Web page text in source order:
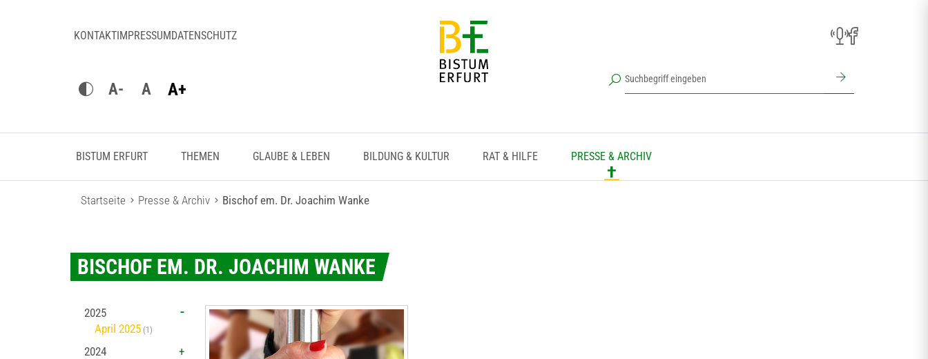
KONTAKTIMPRESSUMDATENSCHUTZ
A- A A+
BISTUM ERFURT THEMEN GLAUBE & LEBEN BILDUNG & KULTUR RAT & HILFE PRESSE & ARCHIV
Startseite Presse & Archiv Bischof em. Dr. Joachim Wanke
BISCHOF EM. DR. JOACHIM WANKE
2025
April 2025 (1)
2024